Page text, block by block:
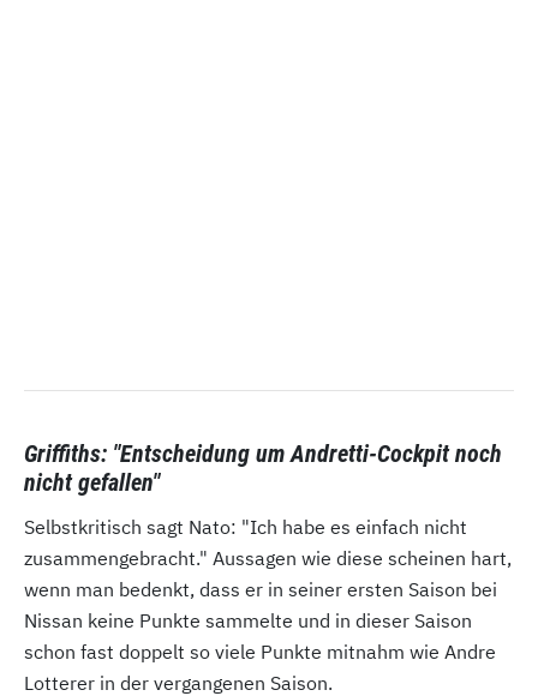
Griffiths: "Entscheidung um Andretti-Cockpit noch
nicht gefallen"
Selbstkritisch sagt Nato: "Ich habe es einfach nicht
zusammengebracht." Aussagen wie diese scheinen hart,
wenn man bedenkt, dass er in seiner ersten Saison bei
Nissan keine Punkte sammelte und in dieser Saison
schon fast doppelt so viele Punkte mitnahm wie Andre
Lotterer in der vergangenen Saison.